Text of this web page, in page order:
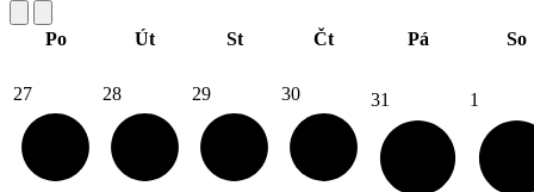
Po Út St Čt Pá So
27 28 29 30 31 1